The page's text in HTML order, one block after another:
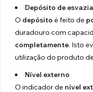
Depósito de
O depósito é feito de
duradouro com
completamente. Isto
utilização do produto
Nível externo
O indicador de nível